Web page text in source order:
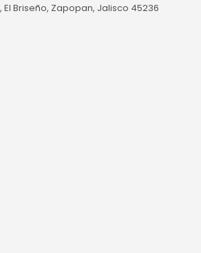
El Briseño, Zapopan, Jalisco 45236